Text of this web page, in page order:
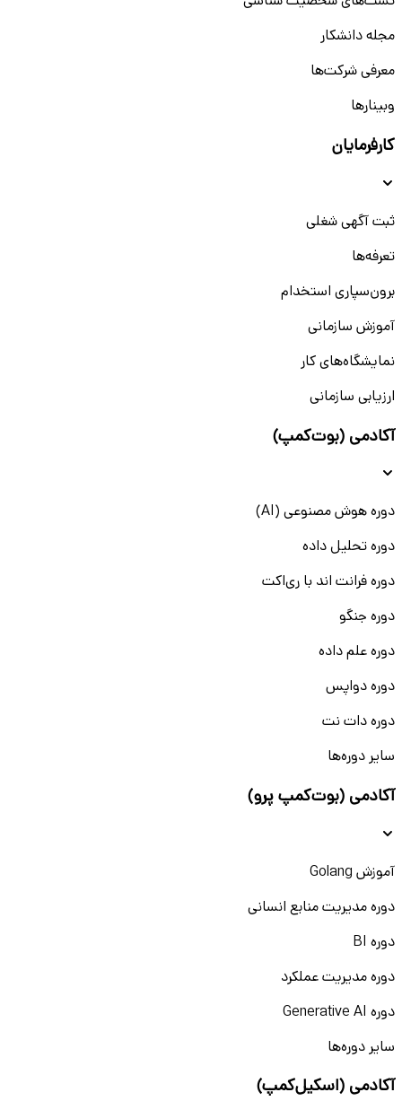
مجله دانشکار
معرفی شرکت‌ها
وبینار‌‌ها
کارفرمایان
ثبت آگهی شغلی
تعرفه‌ها
برون‌سپاری استخدام
آموزش سازمانی
نمایشگاه‌های کار
ارزیابی سازمانی
آکادمی (بوت‌کمپ)
دوره هوش مصنوعی (AI)
دوره تحلیل داده
دوره فرانت اند با ری‌اکت
دوره جنگو
دوره علم داده
دوره دواپس
دوره دات نت
سایر دوره‌ها
آکادمی (بوت‌کمپ پرو)
آموزش Golang
دوره مدیریت منابع انسانی
دوره BI
دوره مدیریت عملکرد
دوره Generative AI
سایر دوره‌ها
آکادمی (اسکیل‌کمپ)